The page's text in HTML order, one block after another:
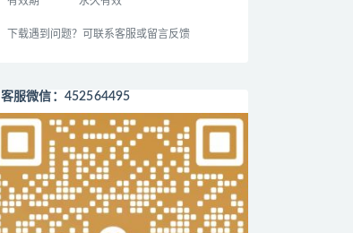
下载遇到问题？可联系客服或留言反馈
客服微信：452564495